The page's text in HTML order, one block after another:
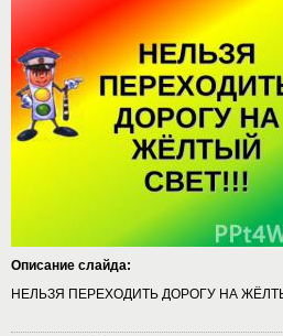
Описание слайда:
НЕЛЬЗЯ ПЕРЕХОДИТЬ ДОРОГУ НА